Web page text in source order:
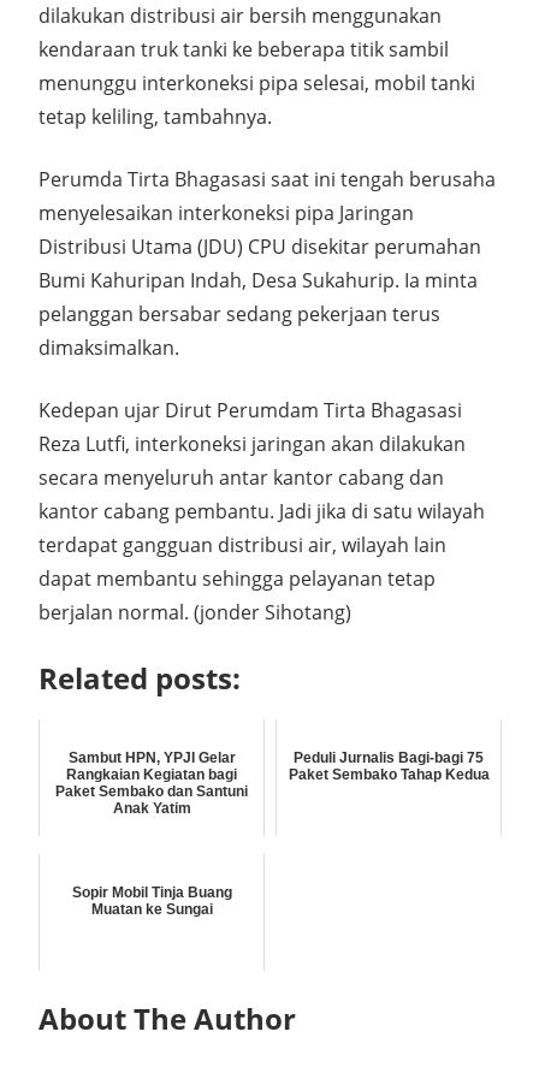
dilakukan distribusi air bersih menggunakan
kendaraan truk tanki ke beberapa titik sambil
menunggu interkoneksi pipa selesai, mobil tanki
tetap keliling, tambahnya.
Perumda Tirta Bhagasasi saat ini tengah berusaha
menyelesaikan interkoneksi pipa Jaringan
Distribusi Utama (JDU) CPU disekitar perumahan
Bumi Kahuripan Indah, Desa Sukahurip. Ia minta
pelanggan bersabar sedang pekerjaan terus
dimaksimalkan.
Kedepan ujar Dirut Perumdam Tirta Bhagasasi
Reza Lutfi, interkoneksi jaringan akan dilakukan
secara menyeluruh antar kantor cabang dan
kantor cabang pembantu. Jadi jika di satu wilayah
terdapat gangguan distribusi air, wilayah lain
dapat membantu sehingga pelayanan tetap
berjalan normal. (jonder Sihotang)
Related posts:
Sambut HPN, YPJI Gelar
Rangkaian Kegiatan bagi
Paket Sembako dan Santuni
Anak Yatim
Peduli Jurnalis Bagi-bagi 75
Paket Sembako Tahap Kedua
Sopir Mobil Tinja Buang
Muatan ke Sungai
About The Author